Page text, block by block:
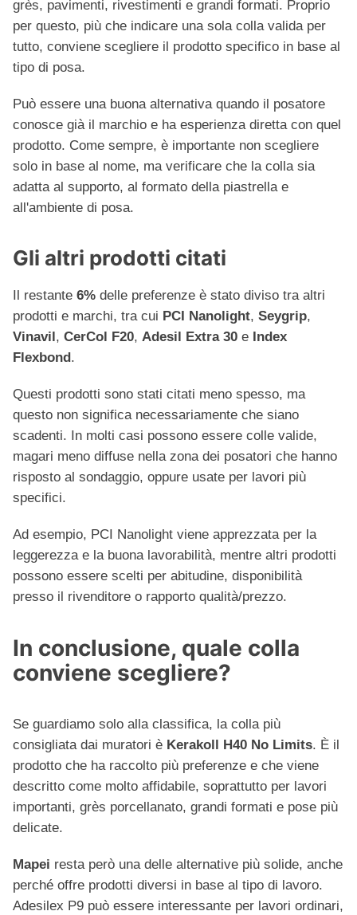
grès, pavimenti, rivestimenti e grandi formati. Proprio
per questo, più che indicare una sola colla valida per
tutto, conviene scegliere il prodotto specifico in base al
tipo di posa.
Può essere una buona alternativa quando il posatore
conosce già il marchio e ha esperienza diretta con quel
prodotto. Come sempre, è importante non scegliere
solo in base al nome, ma verificare che la colla sia
adatta al supporto, al formato della piastrella e
all'ambiente di posa.
Gli altri prodotti citati
Il restante 6% delle preferenze è stato diviso tra altri
prodotti e marchi, tra cui PCI Nanolight, Seygrip,
Vinavil , CerCol F20, Adesil Extra 30 e Index
Flexbond .
Questi prodotti sono stati citati meno spesso, ma
questo non significa necessariamente che siano
scadenti. In molti casi possono essere colle valide,
magari meno diffuse nella zona dei posatori che hanno
risposto al sondaggio, oppure usate per lavori più
specifici.
Ad esempio, PCI Nanolight viene apprezzata per la
leggerezza e la buona lavorabilità, mentre altri prodotti
possono essere scelti per abitudine, disponibilità
presso il rivenditore o rapporto qualità/prezzo.
In conclusione, quale colla
conviene scegliere?
Se guardiamo solo alla classifica, la colla più
consigliata dai muratori è Kerakoll H40 No Limits. È il
prodotto che ha raccolto più preferenze e che viene
descritto come molto affidabile, soprattutto per lavori
importanti, grès porcellanato, grandi formati e pose più
delicate.
Mapei resta però una delle alternative più solide, anche
perché offre prodotti diversi in base al tipo di lavoro.
Adesilex P9 può essere interessante per lavori ordinari,